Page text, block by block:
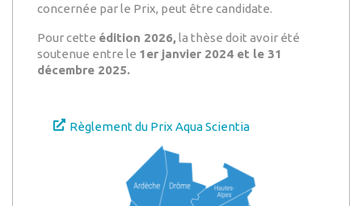
concernée par le Prix, peut être candidate.
Pour cette édition 2026, la thèse doit avoir été
soutenue entre le 1er janvier 2024 et le 31
décembre 2025.
Règlement du Prix Aqua Scientia